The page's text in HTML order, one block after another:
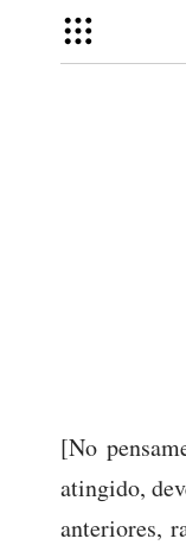
[No
atingido,
anteriores,